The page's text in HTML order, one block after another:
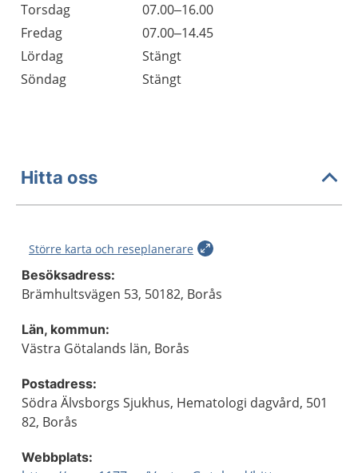
Torsdag
07.00–16.00
Fredag
07.00–14.45
Lördag
Stängt
Söndag
Stängt
Hitta oss
Större karta och reseplanerare
Besöksadress:
Brämhultsvägen 53, 50182, Borås
Län, kommun:
Västra Götalands län, Borås
Postadress:
Södra Älvsborgs Sjukhus, Hematologi dagvård, 501
82, Borås
Webbplats: